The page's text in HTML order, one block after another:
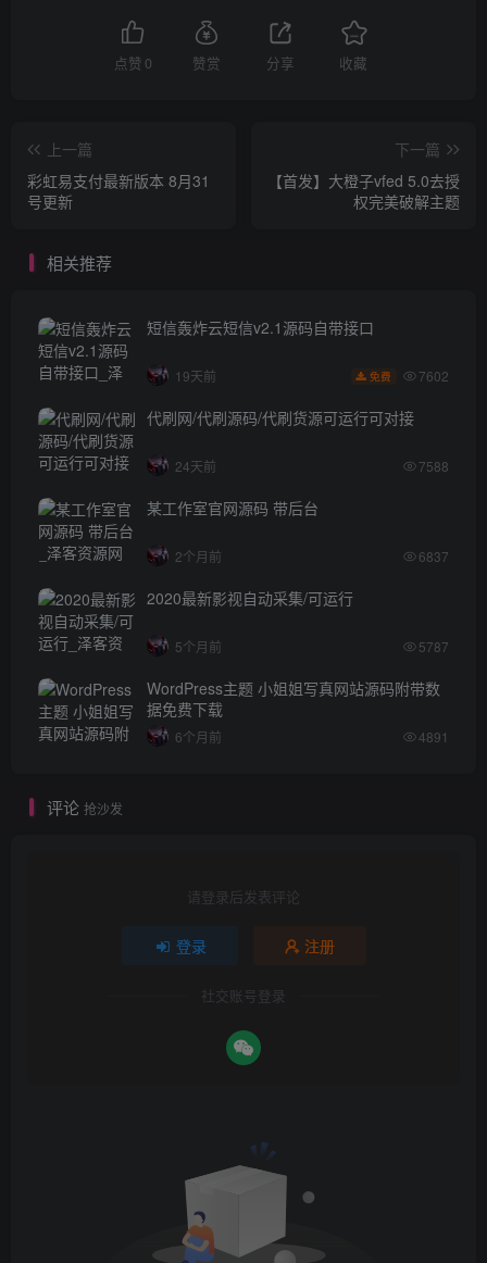
点赞 0 赞赏 分享 收藏
上一篇
彩虹易支付最新版本 8月31
号更新
下一篇
【首发】大橙子vfed 5.0去授
权完美破解主题
相关推荐
短信轰炸云短信v2.1源码自带接口
19天前 免费 7602
代刷网/代刷源码/代刷货源可运行可对接
24天前 7588
某工作室官网源码 带后台
2个月前 6837
2020最新影视自动采集/可运行
5个月前 5787
WordPress主题 小姐姐写真网站源码附带数
据免费下载
6个月前 4891
评论 抢沙发
请登录后发表评论
登录 注册
社交账号登录